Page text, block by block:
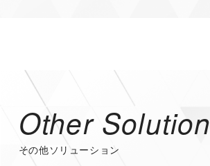
Other Solution
その他ソリューション